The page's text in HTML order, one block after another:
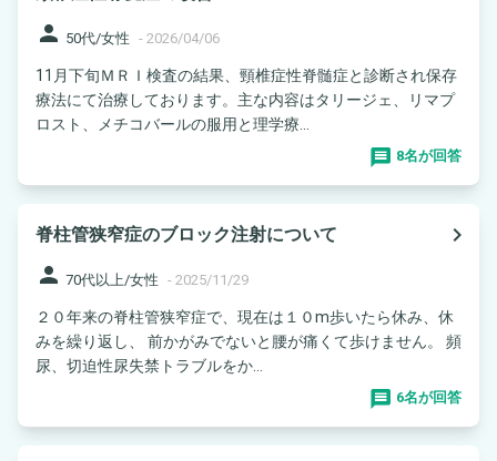
person 50代/女性 - 2026/04/06
11月下旬ＭＲＩ検査の結果、頸椎症性脊髄症と診断され保存
療法にて治療しております。主な内容はタリージェ、リマプ
ロスト、メチコバールの服用と理学療...
8名が回答
脊柱管狭窄症のブロック注射について
navigate_next
person 70代以上/女性 - 2025/11/29
２０年来の脊柱管狭窄症で、現在は１０m歩いたら休み、休
みを繰り返し、 前かがみでないと腰が痛くて歩けません。 頻
尿、切迫性尿失禁トラブルをか...
6名が回答